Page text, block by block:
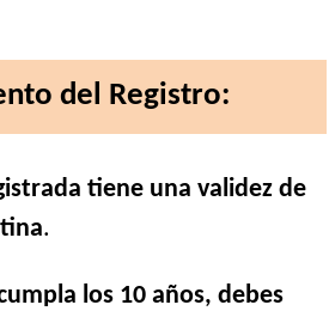
del Registro:
tiene una validez de
.
los 10 años, debes